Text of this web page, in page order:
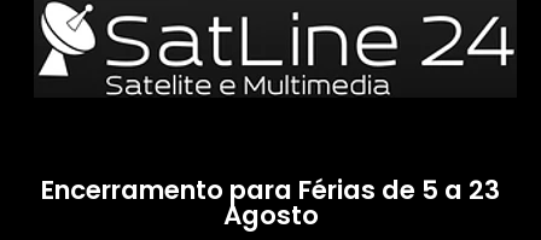
Encerramento para Férias de 5 a 23
Agosto